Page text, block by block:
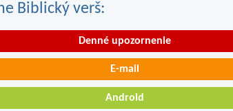
Biblický verš:
Denné upozornenie
E-mail
Android